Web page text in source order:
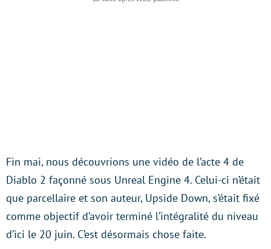
Fin mai, nous découvrions une vidéo de l’acte 4 de
Diablo 2 façonné sous Unreal Engine 4. Celui-ci n’était
que parcellaire et son auteur, Upside Down, s’était fixé
comme objectif d’avoir terminé l’intégralité du niveau
d’ici le 20 juin. C’est désormais chose faite.